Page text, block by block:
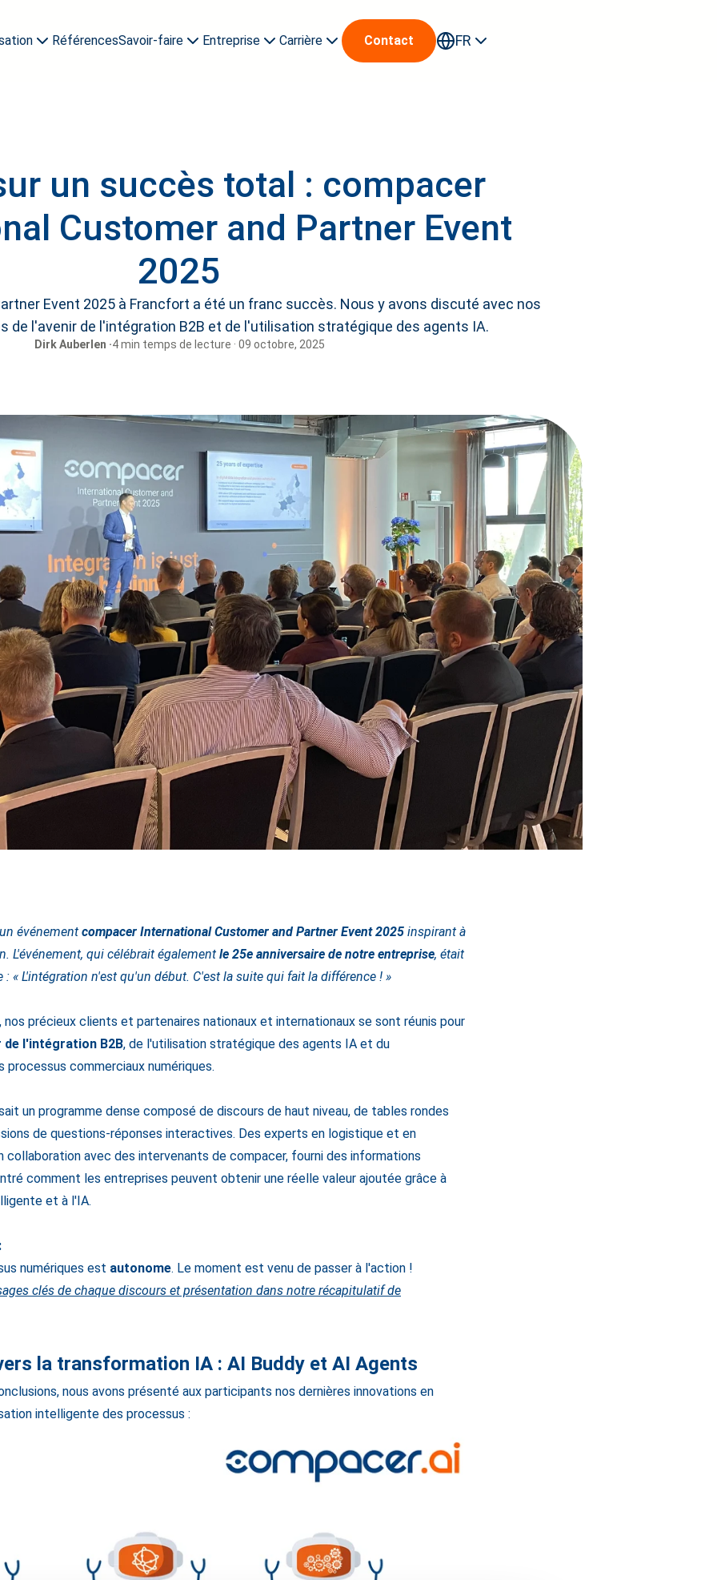
RéférencesSavoir-faire Entreprise Carrière Contact FR
un succès total : compacer
Customer and Partner Event
2025
Event 2025 à Francfort a été un franc succès. Nous y avons discuté avec nos
de l'avenir de l'intégration B2B et de l'utilisation stratégique des agents IA.
Dirk Auberlen ·4 min temps de lecture · 09 octobre, 2025
événement compacer International Customer and Partner Event 2025 inspirant à
L'événement, qui célébrait également le 25e anniversaire de notre entreprise, était
: « L'intégration n'est qu'un début. C'est la suite qui fait la différence ! »
nos précieux clients et partenaires nationaux et internationaux se sont réunis pour
de l'intégration B2B, de l'utilisation stratégique des agents IA et du
commerciaux numériques.
un programme dense composé de discours de haut niveau, de tables rondes
de questions-réponses interactives. Des experts en logistique et en
collaboration avec des intervenants de compacer, fourni des informations
comment les entreprises peuvent obtenir une réelle valeur ajoutée grâce à
et à l'IA.
numériques est autonome. Le moment est venu de passer à l'action !
clés de chaque discours et présentation dans notre récapitulatif de
la transformation IA : AI Buddy et AI Agents
nous avons présenté aux participants nos dernières innovations en
intelligente des processus :